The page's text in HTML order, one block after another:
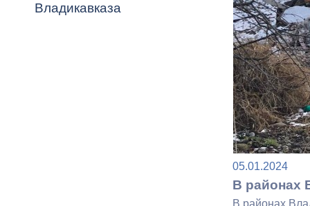
Открытые
Информация
проверок
Владикавказа
05.01.2024
В районах
В районах